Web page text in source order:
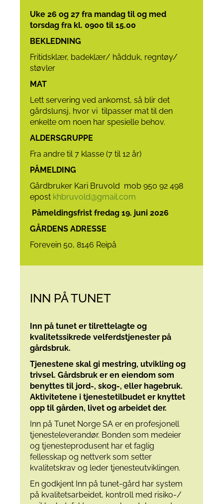
Uke 26 og 27 fra mandag til og med
torsdagfra kl. 0900 til 15.00
BEKLEDNING
Fritidsklær, badeklær/ hådduk, regntøy/
støvler
MAT
Lett servering ved ankomst, så blir det
gårdslunsj, hvor vi tilpasser mat til den
enkelte om noen har spesielle behov.
ALDERSGRUPPE
Fra andre til 7 klasse (7 til 12 år)
PÅMELDING
Gårdbruker Kari Bruvold mob 950 92 498
epost khbruvold@gmail.com
Påmeldingsfrist fredag 19. juni 2026
GÅRDENS ADRESSE
Forevein 50, 8146 Reipå
INN PÅ TUNET
Inn på tunet er tilrettelagte og
kvalitetssikrede velferdstjenester på
gårdsbruk.
Tjenestene skal gi mestring, utvikling og
trivsel. Gårdsbruk er en eiendom som
benyttes til jord-, skog-, eller hagebruk.
Aktivitetene i tjenestetilbudet er knyttet
opp tilgården, livet og arbeidet der.
Inn på Tunet Norge SA er en profesjonell
tjenesteleverandør. Bonden som medeier
og tjenesteprodusent har et faglig
fellesskap og nettverk som setter
kvalitetskrav og leder tjenesteutviklingen.
En godkjent Inn på tunet-gård har system
på kvalitetsarbeidet, kontroll med risiko-/